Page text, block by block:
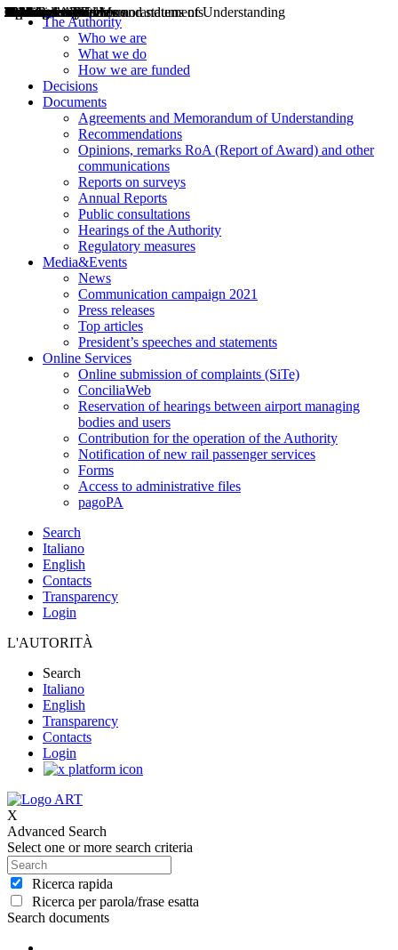
The Authority
Who we are
What we do
How we are funded
Decisions
Documents
Agreements and Memorandum of Understanding
Recommendations
Opinions, remarks RoA (Report of Award) and other
communications
Reports on surveys
Annual Reports
Public consultations
Hearings of the Authority
Regulatory measures
Media&Events
News
Communication campaign 2021
Press releases
Top articles
President’s speeches and statements
Online Services
Online submission of complaints (SiTe)
ConciliaWeb
Reservation of hearings between airport managing
bodies and users
Contribution for the operation of the Authority
Notification of new rail passenger services
Forms
Access to administrative files
pagoPA
Search
Italiano
English
Contacts
Transparency
Login
L'AUTORITÀ
Search
Italiano
English
Transparency
Contacts
Login
X
Advanced Search
Select one or more search criteria
Ricerca rapida
Ricerca per parola/frase esatta
Search documents
Decisions
Opinions
Public consultations
Hearings
Recommendations
Agreements and Memorandums of Understanding
Relazioni annuali
Misure di regolazione
News
Press Releases
Bollettini ART
Convegni ART
President’s interviews
Top articles
President’s speeches and statements
2004
2005
2010
2013
2014
2015
2016
2017
2018
2019
202
2020
2021
2022
2023
2024
2025
2026
Aereo
Marittimo
Terrestre